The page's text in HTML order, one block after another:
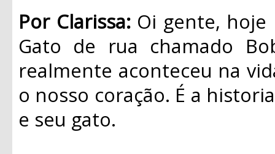
Por Clarissa: Oi gente, hoje
Gato de rua chamado
realmente aconteceu na
o nosso coração. É a
e seu gato.